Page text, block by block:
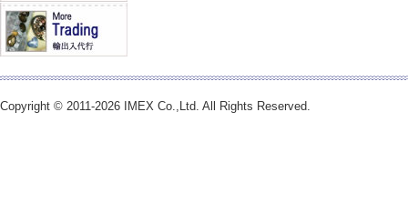
Copyright © 2011-2026 IMEX Co.,Ltd. All Rights Reserved.